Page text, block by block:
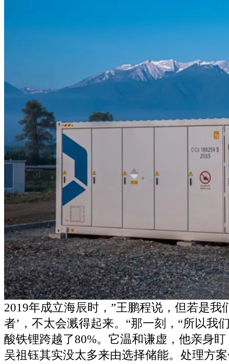
2019年成立海辰时，”王鹏程说，但若是我
者’，不太会溅得起来。“那一刻，“所以我
酸铁锂跨越了80%。它温和谦虚，他亲身
吴祖钰其实没太多来由选择储能。处理方